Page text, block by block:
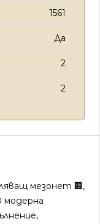
1561
Да
2
2
мезонет 🏢,
модерна